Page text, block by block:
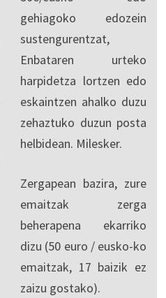
gehiagoko edozein
sustengurentzat,
Enbataren urteko
harpidetza lortzen edo
eskaintzen ahalko duzu
zehaztuko duzun posta
helbidean. Milesker.
Zergapean bazira, zure
emaitzak zerga
beherapena ekarriko
dizu (50 euro / eusko-ko
emaitzak, 17 baizik ez
zaizu gostako).